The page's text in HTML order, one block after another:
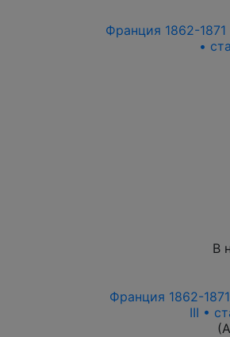
Франция 1862-
•
В
Франция 1862-
III •